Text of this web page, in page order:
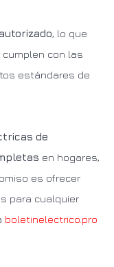
, lo que
con las
estándares de
de
en hogares,
es ofrecer
para cualquier
boletinelectrico.pro